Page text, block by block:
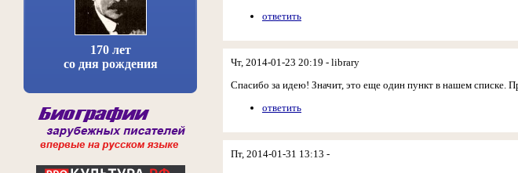
170 лет
со дня рождения
ответить
Чт, 2014-01-23 20:19 - library
Спасибо за идею! Значит, это еще один пункт в нашем
ответить
Пт, 2014-01-31 13:13 -